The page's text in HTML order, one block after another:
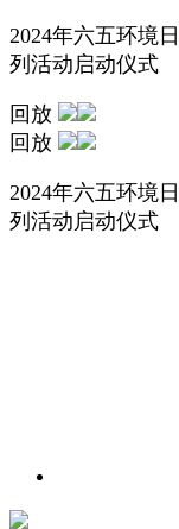
2024年六五环境
列活动启动仪式
回放
回放
2024年六五环境
列活动启动仪式